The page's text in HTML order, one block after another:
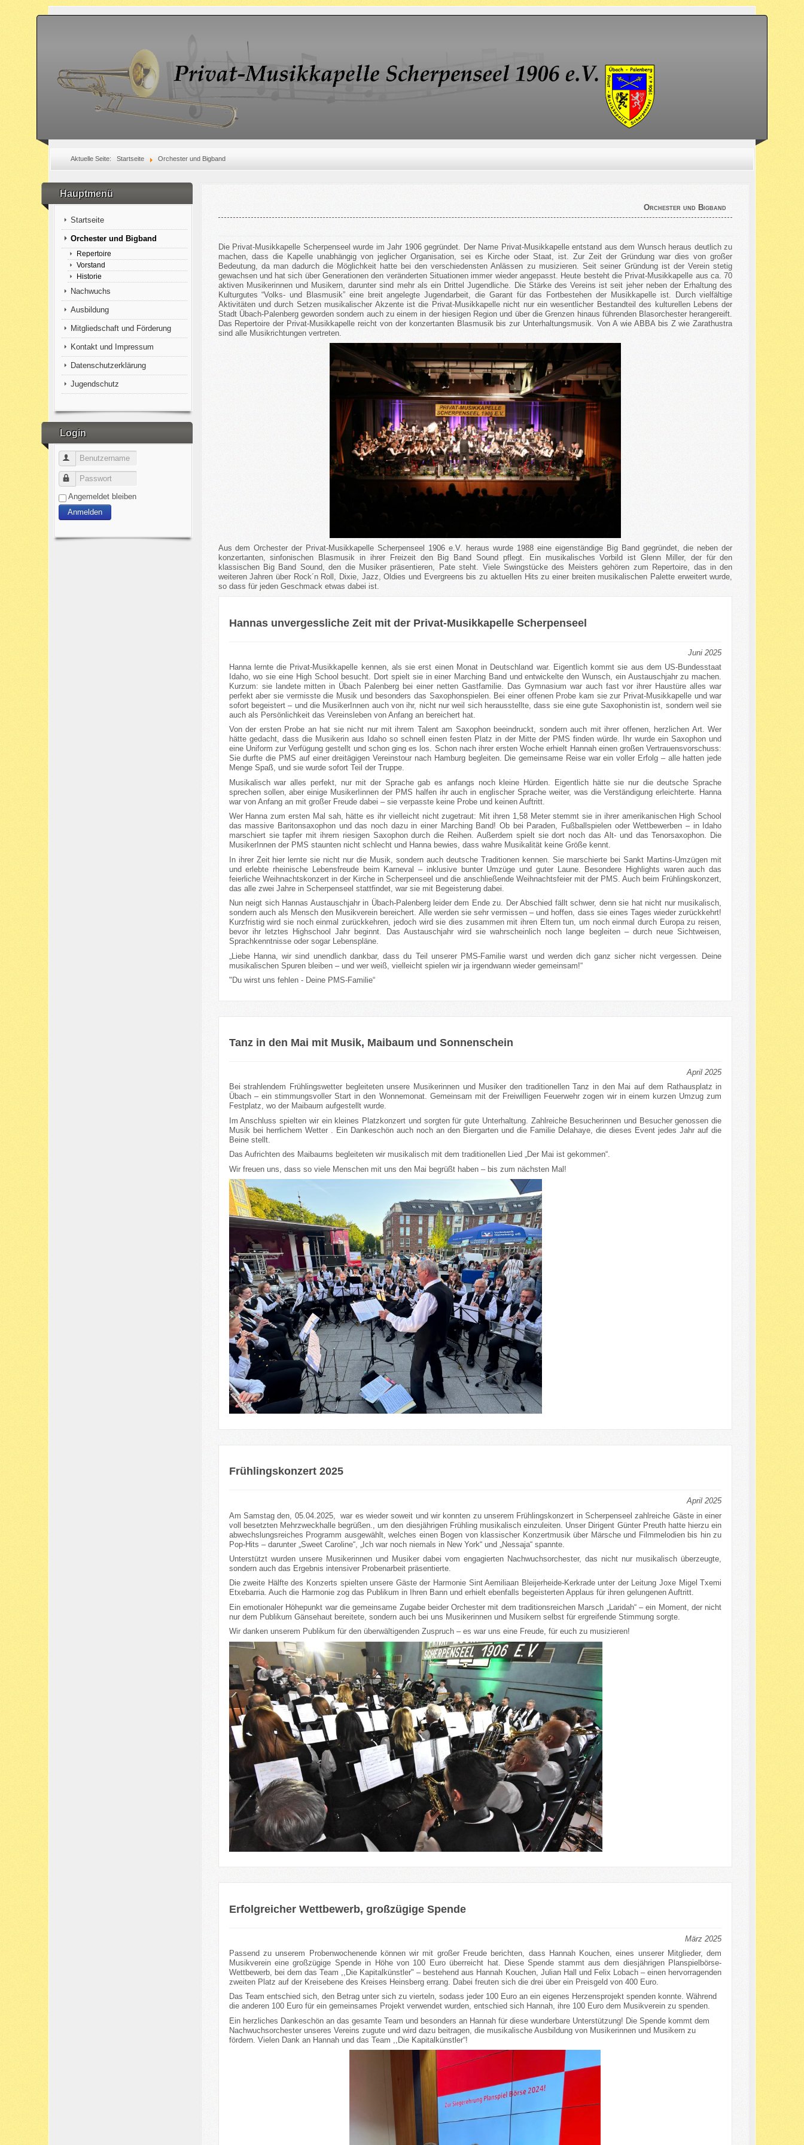
Aktuelle Seite:Startseite Orchester und Bigband
Hauptmenü
Startseite
Orchester und Bigband
Repertoire
Vorstand
Historie
Nachwuchs
Ausbildung
Mitgliedschaft und Förderung
Kontakt und Impressum
Datenschutzerklärung
Jugendschutz
Login
Benutzername
Passwort
Angemeldet bleiben
Anmelden
Orchester und Bigband
Die Privat-Musikkapelle Scherpenseel wurde im Jahr 1906 gegründet. Der Name Privat-Musikkapelle entstand aus dem Wunsch heraus deutlich zu
machen, dass die Kapelle unabhängig von jeglicher Organisation, sei es Kirche oder Staat, ist. Zur Zeit der Gründung war dies von großer
Bedeutung, da man dadurch die Möglichkeit hatte bei den verschiedensten Anlässen zu musizieren. Seit seiner Gründung ist der Verein stetig
gewachsen und hat sich über Generationen den veränderten Situationen immer wieder angepasst. Heute besteht die Privat-Musikkapelle aus ca. 70
aktiven Musikerinnen und Musikern, darunter sind mehr als ein Drittel Jugendliche. Die Stärke des Vereins ist seit jeher neben der Erhaltung des
Kulturgutes “Volks- und Blasmusik” eine breit angelegte Jugendarbeit, die Garant für das Fortbestehen der Musikkapelle ist. Durch vielfältige
Aktivitäten und durch Setzen musikalischer Akzente ist die Privat-Musikkapelle nicht nur ein wesentlicher Bestandteil des kulturellen Lebens der
Stadt Übach-Palenberg geworden sondern auch zu einem in der hiesigen Region und über die Grenzen hinaus führenden Blasorchester herangereift.
Das Repertoire der Privat-Musikkapelle reicht von der konzertanten Blasmusik bis zur Unterhaltungsmusik. Von A wie ABBA bis Z wie Zarathustra
sind alle Musikrichtungen vertreten.
Aus dem Orchester der Privat-Musikkapelle Scherpenseel 1906 e.V. heraus wurde 1988 eine eigenständige Big Band gegründet, die neben der
konzertanten, sinfonischen Blasmusik in ihrer Freizeit den Big Band Sound pflegt. Ein musikalisches Vorbild ist Glenn Miller, der für den
klassischen Big Band Sound, den die Musiker präsentieren, Pate steht. Viele Swingstücke des Meisters gehören zum Repertoire, das in den
weiteren Jahren über Rock´n Roll, Dixie, Jazz, Oldies und Evergreens bis zu aktuellen Hits zu einer breiten musikalischen Palette erweitert wurde,
so dass für jeden Geschmack etwas dabei ist.
Hannas unvergessliche Zeit mit der Privat-Musikkapelle Scherpenseel
Juni 2025
Hanna lernte die Privat-Musikkapelle kennen, als sie erst einen Monat in Deutschland war. Eigentlich kommt sie aus dem US-Bundesstaat
Idaho, wo sie eine High School besucht. Dort spielt sie in einer Marching Band und entwickelte den Wunsch, ein Austauschjahr zu machen.
Kurzum: sie landete mitten in Übach Palenberg bei einer netten Gastfamilie. Das Gymnasium war auch fast vor ihrer Haustüre alles war
perfekt aber sie vermisste die Musik und besonders das Saxophonspielen. Bei einer offenen Probe kam sie zur Privat-Musikkapelle und war
sofort begeistert – und die MusikerInnen auch von ihr, nicht nur weil sich herausstellte, dass sie eine gute Saxophonistin ist, sondern weil sie
auch als Persönlichkeit das Vereinsleben von Anfang an bereichert hat.
Von der ersten Probe an hat sie nicht nur mit ihrem Talent am Saxophon beeindruckt, sondern auch mit ihrer offenen, herzlichen Art. Wer
hätte gedacht, dass die Musikerin aus Idaho so schnell einen festen Platz in der Mitte der PMS finden würde. Ihr wurde ein Saxophon und
eine Uniform zur Verfügung gestellt und schon ging es los. Schon nach ihrer ersten Woche erhielt Hannah einen großen Vertrauensvorschuss:
Sie durfte die PMS auf einer dreitägigen Vereinstour nach Hamburg begleiten. Die gemeinsame Reise war ein voller Erfolg – alle hatten jede
Menge Spaß, und sie wurde sofort Teil der Truppe.
Musikalisch war alles perfekt, nur mit der Sprache gab es anfangs noch kleine Hürden. Eigentlich hätte sie nur die deutsche Sprache
sprechen sollen, aber einige MusikerIinnen der PMS halfen ihr auch in englischer Sprache weiter, was die Verständigung erleichterte. Hanna
war von Anfang an mit großer Freude dabei – sie verpasste keine Probe und keinen Auftritt.
Wer Hanna zum ersten Mal sah, hätte es ihr vielleicht nicht zugetraut: Mit ihren 1,58 Meter stemmt sie in ihrer amerikanischen High School
das massive Baritonsaxophon und das noch dazu in einer Marching Band! Ob bei Paraden, Fußballspielen oder Wettbewerben – in Idaho
marschiert sie tapfer mit ihrem riesigen Saxophon durch die Reihen. Außerdem spielt sie dort noch das Alt- und das Tenorsaxophon. Die
MusikerInnen der PMS staunten nicht schlecht und Hanna bewies, dass wahre Musikalität keine Größe kennt.
In ihrer Zeit hier lernte sie nicht nur die Musik, sondern auch deutsche Traditionen kennen. Sie marschierte bei Sankt Martins-Umzügen mit
und erlebte rheinische Lebensfreude beim Karneval – inklusive bunter Umzüge und guter Laune. Besondere Highlights waren auch das
feierliche Weihnachtskonzert in der Kirche in Scherpenseel und die anschließende Weihnachtsfeier mit der PMS. Auch beim Frühlingskonzert,
das alle zwei Jahre in Scherpenseel stattfindet, war sie mit Begeisterung dabei.
Nun neigt sich Hannas Austauschjahr in Übach-Palenberg leider dem Ende zu. Der Abschied fällt schwer, denn sie hat nicht nur musikalisch,
sondern auch als Mensch den Musikverein bereichert. Alle werden sie sehr vermissen – und hoffen, dass sie eines Tages wieder zurückkehrt!
Kurzfristig wird sie noch einmal zurückkehren, jedoch wird sie dies zusammen mit ihren Eltern tun, um noch einmal durch Europa zu reisen,
bevor ihr letztes Highschool Jahr beginnt. Das Austauschjahr wird sie wahrscheinlich noch lange begleiten – durch neue Sichtweisen,
Sprachkenntnisse oder sogar Lebenspläne.
„Liebe Hanna, wir sind unendlich dankbar, dass du Teil unserer PMS-Familie warst und werden dich ganz sicher nicht vergessen. Deine
musikalischen Spuren bleiben – und wer weiß, vielleicht spielen wir ja irgendwann wieder gemeinsam!“
"Du wirst uns fehlen - Deine PMS-Familie“
Tanz in den Mai mit Musik, Maibaum und Sonnenschein
April 2025
Bei strahlendem Frühlingswetter begleiteten unsere Musikerinnen und Musiker den traditionellen Tanz in den Mai auf dem Rathausplatz in
Übach – ein stimmungsvoller Start in den Wonnemonat. Gemeinsam mit der Freiwilligen Feuerwehr zogen wir in einem kurzen Umzug zum
Festplatz, wo der Maibaum aufgestellt wurde.
Im Anschluss spielten wir ein kleines Platzkonzert und sorgten für gute Unterhaltung. Zahlreiche Besucherinnen und Besucher genossen die
Musik bei herrlichem Wetter . Ein Dankeschön auch noch an den Biergarten und die Familie Delahaye, die dieses Event jedes Jahr auf die
Beine stellt.
Das Aufrichten des Maibaums begleiteten wir musikalisch mit dem traditionellen Lied „Der Mai ist gekommen“.
Wir freuen uns, dass so viele Menschen mit uns den Mai begrüßt haben – bis zum nächsten Mal!
Frühlingskonzert 2025
April 2025
Am Samstag den, 05.04.2025, war es wieder soweit und wir konnten zu unserem Frühlingskonzert in Scherpenseel zahlreiche Gäste in einer
voll besetzten Mehrzweckhalle begrüßen., um den diesjährigen Frühling musikalisch einzuleiten. Unser Dirigent Günter Preuth hatte hierzu ein
abwechslungsreiches Programm ausgewählt, welches einen Bogen von klassischer Konzertmusik über Märsche und Filmmelodien bis hin zu
Pop-Hits – darunter „Sweet Caroline“, „Ich war noch niemals in New York“ und „Nessaja“ spannte.
Unterstützt wurden unsere Musikerinnen und Musiker dabei vom engagierten Nachwuchsorchester, das nicht nur musikalisch überzeugte,
sondern auch das Ergebnis intensiver Probenarbeit präsentierte.
Die zweite Hälfte des Konzerts spielten unsere Gäste der Harmonie Sint Aemiliaan Bleijerheide-Kerkrade unter der Leitung Joxe Migel Txemi
Etxebarria. Auch die Harmonie zog das Publikum in Ihren Bann und erhielt ebenfalls begeisterten Applaus für ihren gelungenen Auftritt.
Ein emotionaler Höhepunkt war die gemeinsame Zugabe beider Orchester mit dem traditionsreichen Marsch „Laridah“ – ein Moment, der nicht
nur dem Publikum Gänsehaut bereitete, sondern auch bei uns Musikerinnen und Musikern selbst für ergreifende Stimmung sorgte.
Wir danken unserem Publikum für den überwältigenden Zuspruch – es war uns eine Freude, für euch zu musizieren!
Erfolgreicher Wettbewerb, großzügige Spende
März 2025
Passend zu unserem Probenwochenende können wir mit großer Freude berichten, dass Hannah Kouchen, eines unserer Mitglieder, dem
Musikverein eine großzügige Spende in Höhe von 100 Euro überreicht hat. Diese Spende stammt aus dem diesjährigen Planspielbörse-
Wettbewerb, bei dem das Team ,,Die Kapitalkünstler" – bestehend aus Hannah Kouchen, Julian Hall und Felix Lobach – einen hervorragenden
zweiten Platz auf der Kreisebene des Kreises Heinsberg errang. Dabei freuten sich die drei über ein Preisgeld von 400 Euro.
Das Team entschied sich, den Betrag unter sich zu vierteln, sodass jeder 100 Euro an ein eigenes Herzensprojekt spenden konnte. Während
die anderen 100 Euro für ein gemeinsames Projekt verwendet wurden, entschied sich Hannah, ihre 100 Euro dem Musikverein zu spenden.
Ein herzliches Dankeschön an das gesamte Team und besonders an Hannah für diese wunderbare Unterstützung! Die Spende kommt dem
Nachwuchsorchester unseres Vereins zugute und wird dazu beitragen, die musikalische Ausbildung von Musikerinnen und Musikern zu
fördern. Vielen Dank an Hannah und das Team ,,Die Kapitalkünstler“!